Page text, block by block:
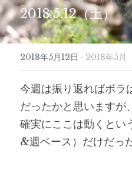
2018.5.12（土）
2018年5月12日 · 2018年5月
今週は振り返ればボラ
だったかと思いますが、
確実にここは動くとい
&週ベース）だけだっ